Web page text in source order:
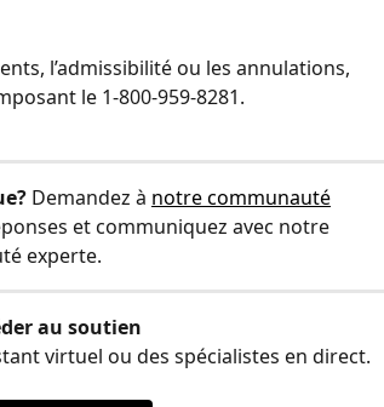
l’admissibilité ou les annulations,
le 1-800-959-8281.
Demandez à notre communauté
et communiquez avec notre
experte.
au soutien
virtuel ou des spécialistes en direct.